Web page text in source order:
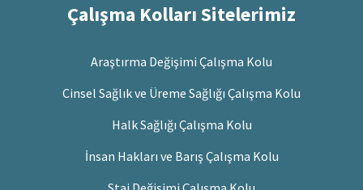
Çalışma Kolları Sitelerimiz
Araştırma Değişimi Çalışma Kolu
Cinsel Sağlık ve Üreme Sağlığı Çalışma Kolu
Halk Sağlığı Çalışma Kolu
İnsan Hakları ve Barış Çalışma Kolu